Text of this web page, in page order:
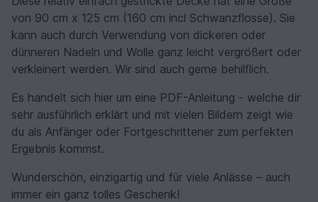
von 90 cm x 125 cm (160 cm incl Schwanzflosse). Sie
kann auch durch Verwendung von dickeren oder
dünneren Nadeln und Wolle ganz leicht vergrößert oder
verkleinert werden. Wir sind auch gerne behilflich.
Es handelt sich hier um eine PDF-Anleitung - welche dir
sehr ausführlich erklärt und mit vielen Bildern zeigt wie
du als Anfänger oder Fortgeschrittener zum perfekten
Ergebnis kommst.
Wunderschön, einzigartig und für viele Anlässe – auch
immer ein ganz tolles Geschenk!